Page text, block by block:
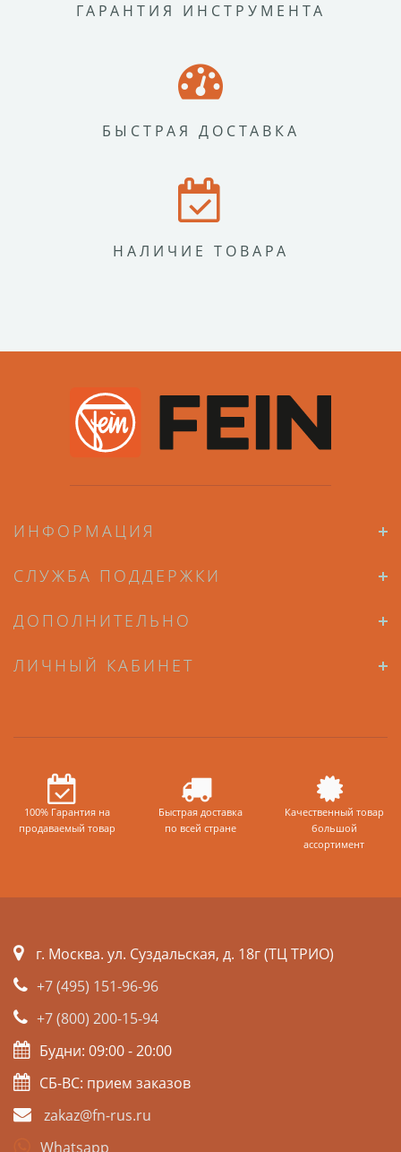
ГАРАНТИЯ ИНСТРУМЕНТА
БЫСТРАЯ ДОСТАВКА
НАЛИЧИЕ ТОВАРА
ИНФОРМАЦИЯ
СЛУЖБА ПОДДЕРЖКИ
ДОПОЛНИТЕЛЬНО
ЛИЧНЫЙ КАБИНЕТ
100% Гарантия на
продаваемый товар
Быстрая доставка
по всей стране
Качественный товар
большой
ассортимент
г. Москва. ул. Суздальская, д. 18г (ТЦ ТРИО)
+7 (495) 151-96-96
+7 (800) 200-15-94
Будни: 09:00 - 20:00
СБ-ВС: прием заказов
zakaz@fn-rus.ru
Whatsapp